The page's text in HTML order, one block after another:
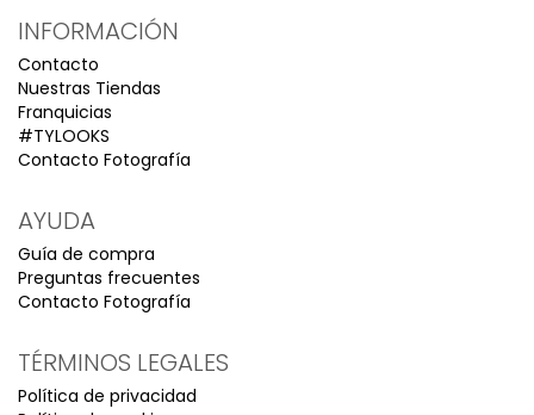
INFORMACIÓN
Contacto
Nuestras Tiendas
Franquicias
#TYLOOKS
Contacto Fotografía
AYUDA
Guía de compra
Preguntas frecuentes
Contacto Fotografía
TÉRMINOS LEGALES
Política de privacidad